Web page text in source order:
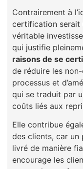
Contrairement à
certification serait
véritable
qui justifie
raisons de se
de réduire les
processus et
qui se traduit par
coûts liés aux
Elle contribue
des clients, car un
livré de manière
encourage les